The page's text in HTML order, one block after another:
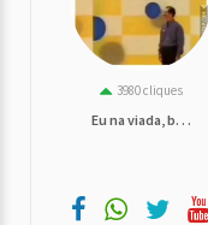
3980 cliques
Eu na viada, b. . .